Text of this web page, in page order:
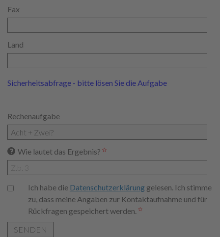
Fax
Land
Sicherheitsabfrage - bitte lösen Sie die Aufgabe
Rechenaufgabe
Wie lautet das Ergebnis?
Ich habe die Datenschutzerklärunggelesen. Ich stimme
zu, dass meine Angaben zur Kontaktaufnahme und für
Rückfragen gespeichert werden.
SENDEN